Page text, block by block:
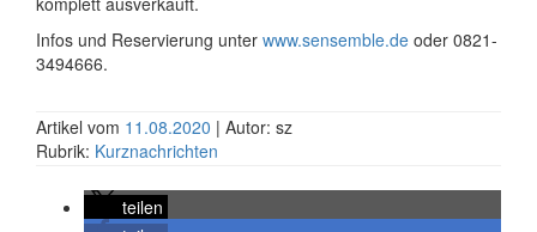
Infos und Reservierung unter www.sensemble.de oder 0821-
3494666.
Artikel vom 11.08.2020 | Autor: sz
Rubrik: Kurznachrichten
teilen